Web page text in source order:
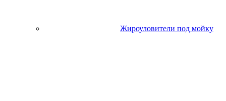
Жироуловители под мойку